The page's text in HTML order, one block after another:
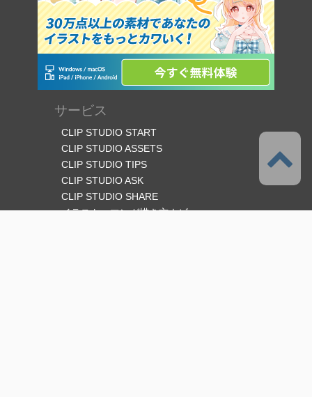
サービス
CLIP STUDIO START
CLIP STUDIO ASSETS
CLIP STUDIO TIPS
CLIP STUDIO ASK
CLIP STUDIO SHARE
イラスト・マンガ描き方ナビ